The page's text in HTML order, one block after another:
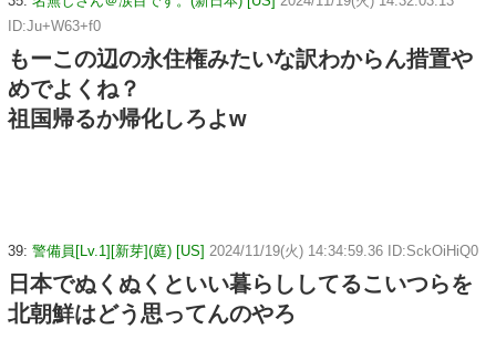
ID:Ju+W63+f0
もーこの辺の永住権みたいな訳わからん措置や
めでよくね？
祖国帰るか帰化しろよw
39: 警備員[Lv.1][新芽](庭) [US] 2024/11/19(火) 14:34:59.36 ID:SckOiHiQ0
日本でぬくぬくといい暮らししてるこいつらを
北朝鮮はどう思ってんのやろ